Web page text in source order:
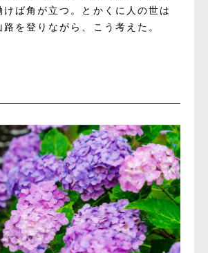
ば角が立つ。とかくに人の世は
を登りながら、こう考えた。